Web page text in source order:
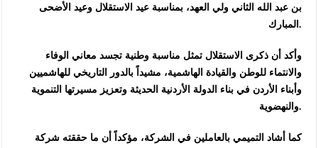
بن عبد الله الثاني ولي العهد، بمناسبة عيد الاستقلال وعيد الأضحى
المبارك.
وأكد أن ذكرى الاستقلال تمثل مناسبة وطنية تجسد معاني الوفاء
والانتماء للوطن والقيادة الهاشمية، مشيداً بالدور التاريخي للهاشميين
وأبناء الأردن في بناء الدولة الأردنية الحديثة وتعزيز مسيرتها التنموية
والنهضوية.
كما أشاد التميمي بالعاملين في الشركة، مؤكداً أن ما حققته شركة